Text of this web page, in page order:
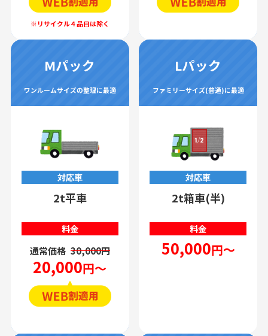
Mパック
ワンルームサイズの整理に最適
対応車
2t平車
料金
通常価格 30,000円
20,000円～
Lパック
ファミリーサイズ(普通)に最適
対応車
2t箱車(半)
料金
50,000円～